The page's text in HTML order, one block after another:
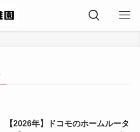
【2026年】ドコモのホームルータ